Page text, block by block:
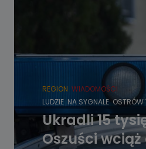
REGION WIADOMOŚCI
LUDZIE NA SYGNALE OSTRÓW
Ukradli 15
Oszuści